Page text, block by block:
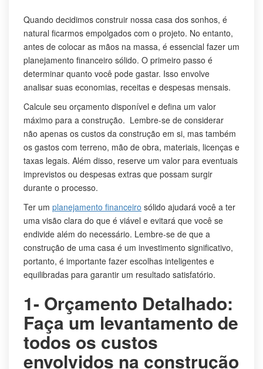
Quando decidimos construir nossa casa dos sonhos, é
natural ficarmos empolgados com o projeto. No entanto,
antes de colocar as mãos na massa, é essencial fazer um
planejamento financeiro sólido. O primeiro passo é
determinar quanto você pode gastar. Isso envolve
analisar suas economias, receitas e despesas mensais.
Calcule seu orçamento disponível e defina um valor
máximo para a construção. Lembre-se de considerar
não apenas os custos da construção em si, mas também
os gastos com terreno, mão de obra, materiais, licenças e
taxas legais. Além disso, reserve um valor para eventuais
imprevistos ou despesas extras que possam surgir
durante o processo.
Ter um planejamento financeiro sólido ajudará você a ter
uma visão clara do que é viável e evitará que você se
endivide além do necessário. Lembre-se de que a
construção de uma casa é um investimento significativo,
portanto, é importante fazer escolhas inteligentes e
equilibradas para garantir um resultado satisfatório.
1- Orçamento Detalhado:
Faça um levantamento de
todos os custos
envolvidos na construção